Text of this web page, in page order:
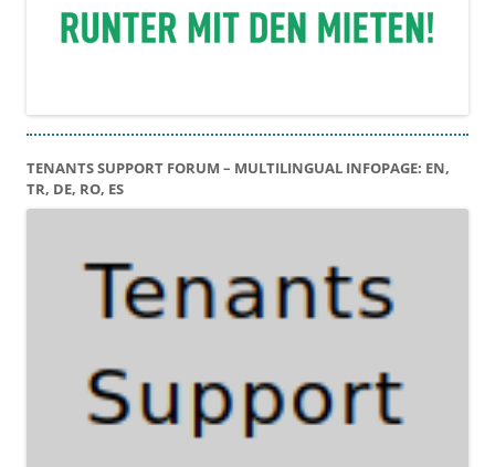
TENANTS SUPPORT FORUM – MULTILINGUAL INFOPAGE: EN,
TR, DE, RO, ES